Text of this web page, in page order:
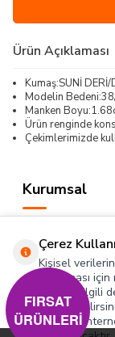
Ürün Açıklaması
Kumaş:SUNİ
Modelin
Manken
Ürün renginde
Çekimlerimizde
Kurumsal
Hızlı Erişim
Sosyal
Çerez
Kişisel
sunulması
Konuyla ilgili
yalnızca
FIRSAT
ÜRÜNLERİ